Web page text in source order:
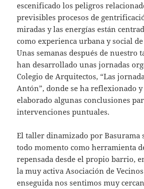
escenificado los peligros
previsibles procesos de
miradas y las energías están
como experienca urbana y social
Unas semanas después de nuestro
han desarrollado unas jornadas
Colegio de Arquitectos, “Las
Antón”, donde se ha reflexionado y
elaborado algunas conclusiones
intervenciones puntuales.
El taller dinamizado por Basurama
todo momento como herramienta
repensada desde el propio barrio,
la muy activa Asociación de
enseguida nos sentimos muy